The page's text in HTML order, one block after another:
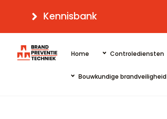
Kennisbank
Home Controlediensten
Bouwkundige brandveiligheid